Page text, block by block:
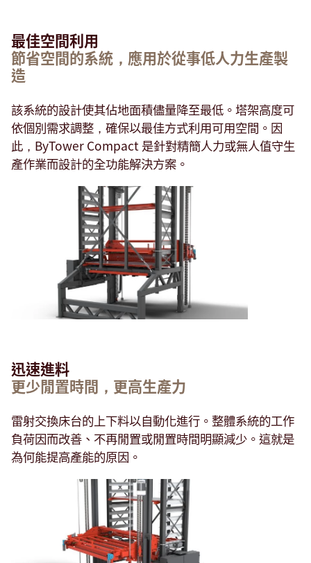
最佳空間利用
節省空間的系統，應用於從事低人力生產製
造
該系統的設計使其佔地面積儘量降至最低。塔架高度可
依個別需求調整，確保以最佳方式利用可用空間。因
此，ByTower Compact 是針對精簡人力或無人值守生
產作業而設計的全功能解決方案。
迅速進料
更少閒置時間，更高生產力
雷射交換床台的上下料以自動化進行。整體系統的工作
負荷因而改善、不再閒置或閒置時間明顯減少。這就是
為何能提高產能的原因。